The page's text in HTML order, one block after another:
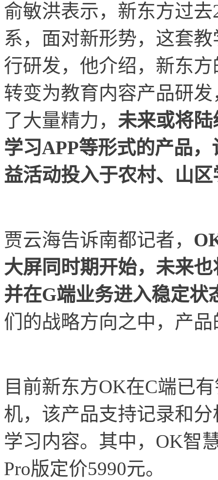
俞敏洪表示，新东方过
系，面对新形势，这套
行研发，他介绍，新东
转变为教育内容产品研
了大量精力， 未来或将
学习APP等形式的产品
益活动投入于农村、山
贾云海告诉南都记者，
大屏同时期开始，未来
并在G端业务进入稳定状
们的战略方向之中，产
目前新东方OK在C端已
机，该产品支持记录和
学习内容。其中，OK智
Pro版定价5990元。